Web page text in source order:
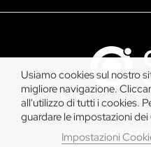
P.IVA
Usiamo cookies sul nostro
migliore navigazione.
all'utilizzo di tutti i cookies.
guardare le impostazioni dei
Impostazioni